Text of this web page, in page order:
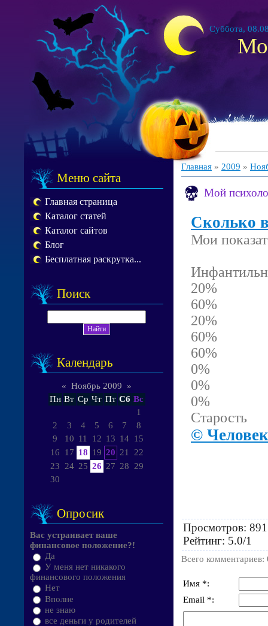
Суббота,
Меню сайта
Главная страница
Каталог статей
Каталог сайтов
Блог
Бесплатная раскрутка...
Поиск
Календарь
« Ноябрь 2009
»
Пн Вт Ср Чт Пт Сб Вс
1
2
3 4 5 6 7
8
9
10 11 12 13 14 15
16
17 18 19 20 21
22
23
24 25 26 27 28
29
30
Опросик
Вас устраивает ваше
финансовое положение?!
Да
У меня нет никакого
финансового положения
Нет
Вполне
не знаю
все деньги у родителей
Главная » 2009 »
Мой
Сколько
Мои
60%
60%
0%
0%
0%
©
Просмотров:
Рейтинг: 5.0/1
Всего комментариев:
Имя *:
Email *: